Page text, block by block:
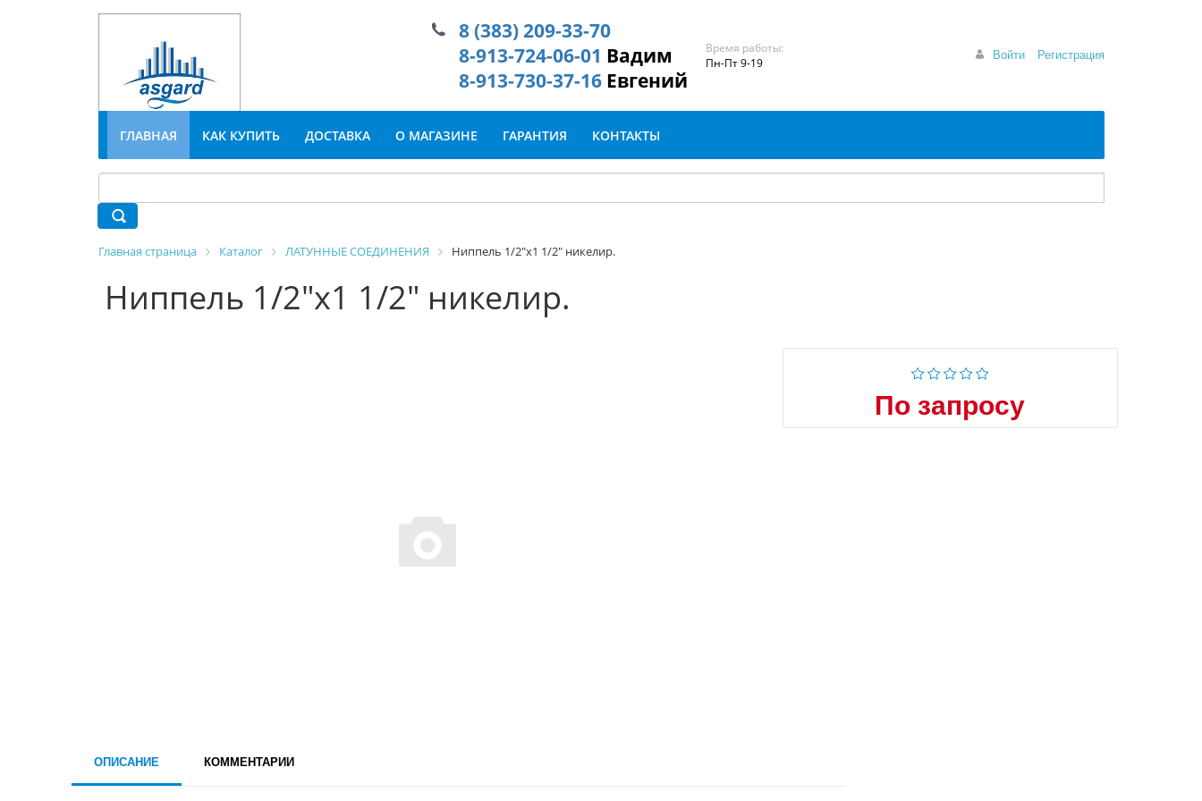
Войти Регистрация
8 (383) 209-33-70
8-913-724-06-01 Вадим
8-913-730-37-16 Евгений
Время работы:
Пн-Пт 9-19
ГЛАВНАЯ КАК КУПИТЬ ДОСТАВКА О МАГАЗИНЕ ГАРАНТИЯ КОНТАКТЫ
Главная страница Каталог ЛАТУННЫЕ СОЕДИНЕНИЯ Ниппель 1/2"х1 1/2" никелир.
Ниппель 1/2"х1 1/2" никелир.
По запросу
ОПИСАНИЕ КОММЕНТАРИИ